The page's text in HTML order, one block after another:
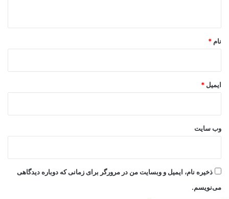
نام *
ایمیل *
وب‌ سایت
ذخیره نام، ایمیل و وبسایت من در مرورگر برای زمانی که دوباره دیدگاهی
می‌نویسم.